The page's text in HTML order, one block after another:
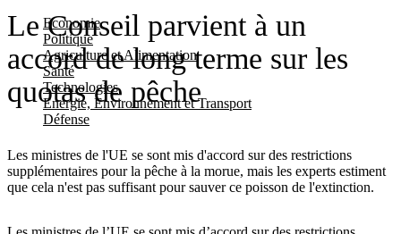
Economie
Politique
Agriculture et Alimentation
Santé
Technologies
Energie, Environnement et Transport
Défense
Le Conseil parvient à un
accord de long terme sur les
quotas de pêche
Les ministres de l'UE se sont mis d'accord sur des restrictions
supplémentaires pour la pêche à la morue, mais les experts estiment
que cela n'est pas suffisant pour sauver ce poisson de l'extinction.